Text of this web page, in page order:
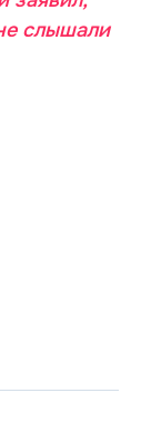
слышали